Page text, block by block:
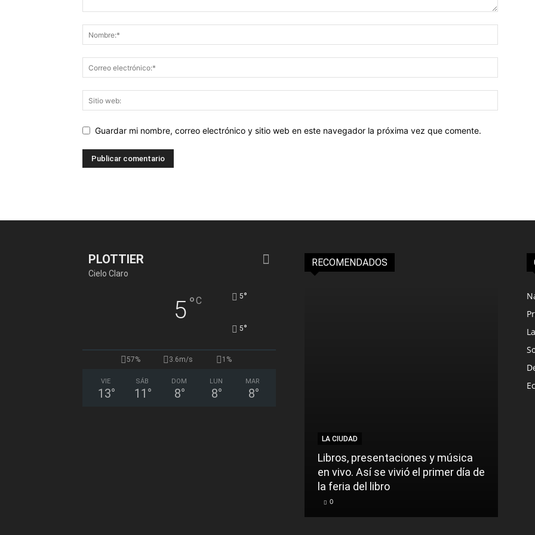
Guardar mi nombre, correo electrónico y sitio web en este navegador la próxima vez que comente.
PLOTTIER
Cielo Claro
5°C 5°
5°
57% 3.6m/s 1%
VIE
13°
SÁB
11 °
DOM
8°
LUN
8°
MAR
8°
RECOMENDADOS
LA CIUDAD
Libros, presentaciones y música
en vivo. Así se vivió el primer día de
la feria del libro
0